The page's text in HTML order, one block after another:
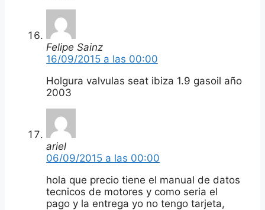
Felipe Sainz
16/09/2015 a las 00:00
Holgura valvulas seat ibiza 1.9 gasoil año
2003
ariel
06/09/2015 a las 00:00
hola que precio tiene el manual de datos
tecnicos de motores y como seria el
pago y la entrega yo no tengo tarjeta,